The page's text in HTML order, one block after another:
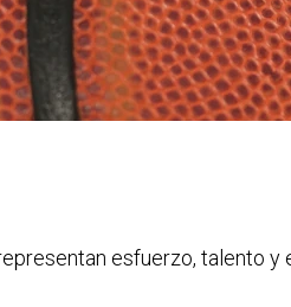
esfuerzo, talento y